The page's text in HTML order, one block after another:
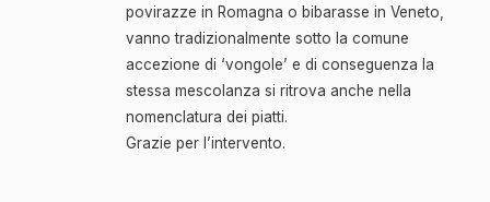
povirazze in Romagna o bibarasse in Veneto,
vanno tradizionalmente sotto la comune
accezione di ‘vongole’ e di conseguenza la
stessa mescolanza si ritrova anche nella
nomenclatura dei piatti.
Grazie per l’intervento.